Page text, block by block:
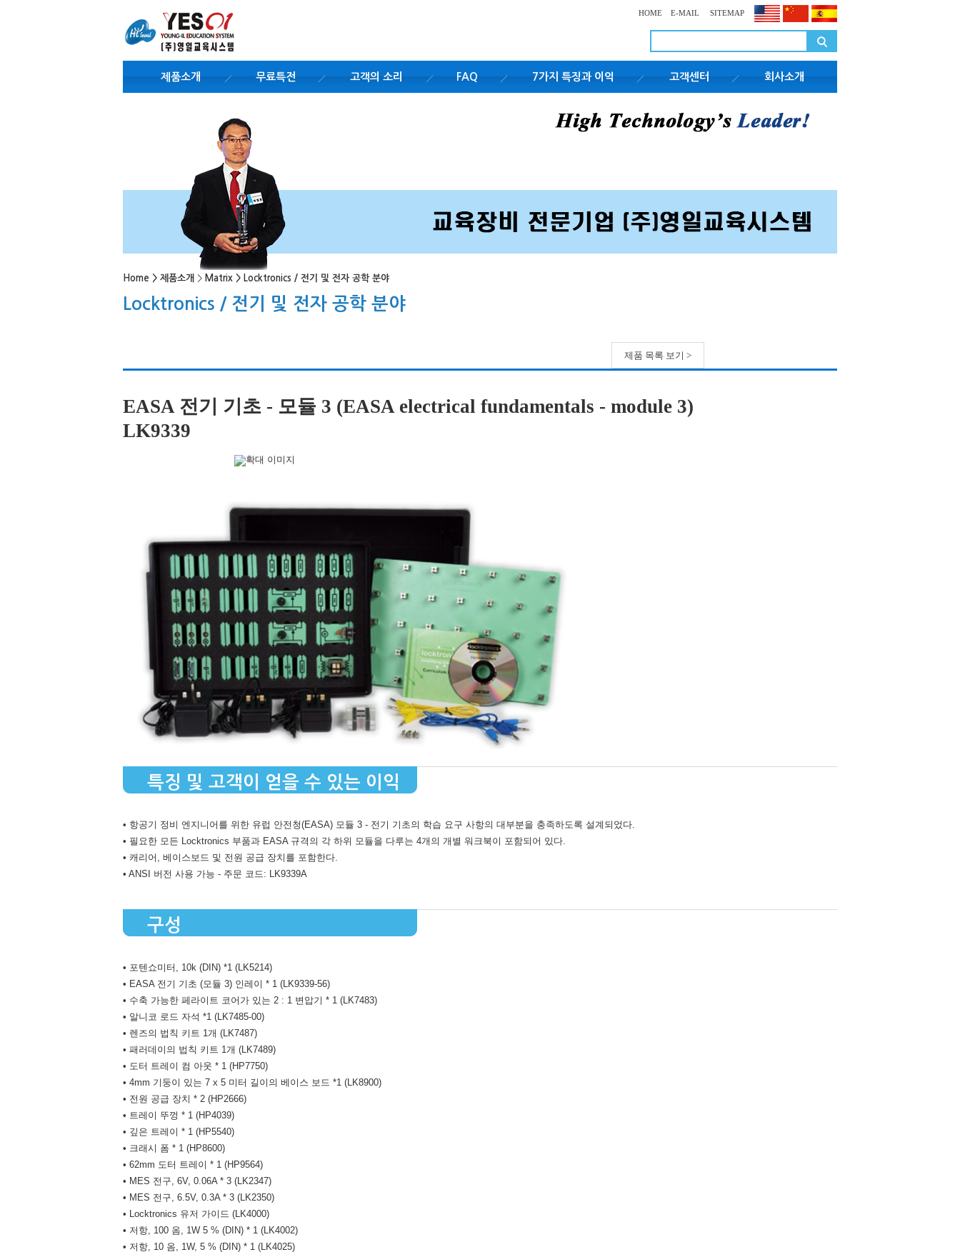
HOME E-MAIL SITEMAP
제품소개 무료특전 고객의 소리 FAQ 7가지 특징과 이익 고객센터 회사소개
Home > 제품소개 > Matrix > Locktronics / 전기 및 전자 공학 분야
Locktronics / 전기 및 전자 공학 분야
제품 목록 보기 >
EASA 전기 기초 - 모듈 3 (EASA electrical fundamentals - module 3)
LK9339
특징 및 고객이 얻을 수 있는 이익
• 항공기 정비 엔지니어를 위한 유럽 안전청(EASA) 모듈 3 - 전기 기초의 학습 요구 사항의 대부분을 충족하도록 설계되었다.
• 필요한 모든 Locktronics 부품과 EASA 규격의 각 하위 모듈을 다루는 4개의 개별 워크북이 포함되어 있다.
• 캐리어, 베이스보드 및 전원 공급 장치를 포함한다.
• ANSI 버전 사용 가능 - 주문 코드: LK9339A
구성
• 포텐쇼미터, 10k (DIN) *1 (LK5214)
• EASA 전기 기초 (모듈 3) 인레이 * 1 (LK9339-56)
• 수축 가능한 페라이트 코어가 있는 2 : 1 변압기 * 1 (LK7483)
• 알니코 로드 자석 *1 (LK7485-00)
• 렌즈의 법칙 키트 1개 (LK7487)
• 패러데이의 법칙 키트 1개 (LK7489)
• 도터 트레이 컴 아웃 * 1 (HP7750)
• 4mm 기둥이 있는 7 x 5 미터 길이의 베이스 보드 *1 (LK8900)
• 전원 공급 장치 * 2 (HP2666)
• 트레이 뚜껑 * 1 (HP4039)
• 깊은 트레이 * 1 (HP5540)
• 크래시 폼 * 1 (HP8600)
• 62mm 도터 트레이 * 1 (HP9564)
• MES 전구, 6V, 0.06A * 3 (LK2347)
• MES 전구, 6.5V, 0.3A * 3 (LK2350)
• Locktronics 유저 가이드 (LK4000)
• 저항, 100 옴, 1W 5 % (DIN) * 1 (LK4002)
• 저항, 10 옴, 1W, 5 % (DIN) * 1 (LK4025)